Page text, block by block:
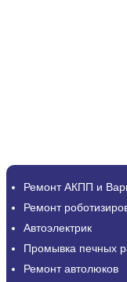
Ремонт АКПП и
Ремонт
Автоэлектрик
Промывка печных
Ремонт автолюков